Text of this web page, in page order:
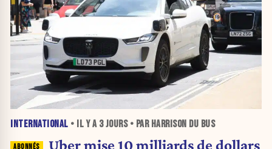
INTERNATIONAL • IL Y A 3 JOURS• PAR HARRISON DU BUS
Uber mise 10 milliards de dollars